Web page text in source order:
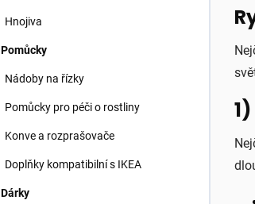
Hnojiva
Pomůcky
Nádoby na řízky
Pomůcky pro péči o rostliny
Konve a rozprašovače
Doplňky kompatibilní s IKEA
Dárky